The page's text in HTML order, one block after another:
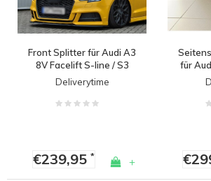
Front Splitter für Audi A3
8V Facelift S-line / S3
Deliverytime
€239,95* +
für